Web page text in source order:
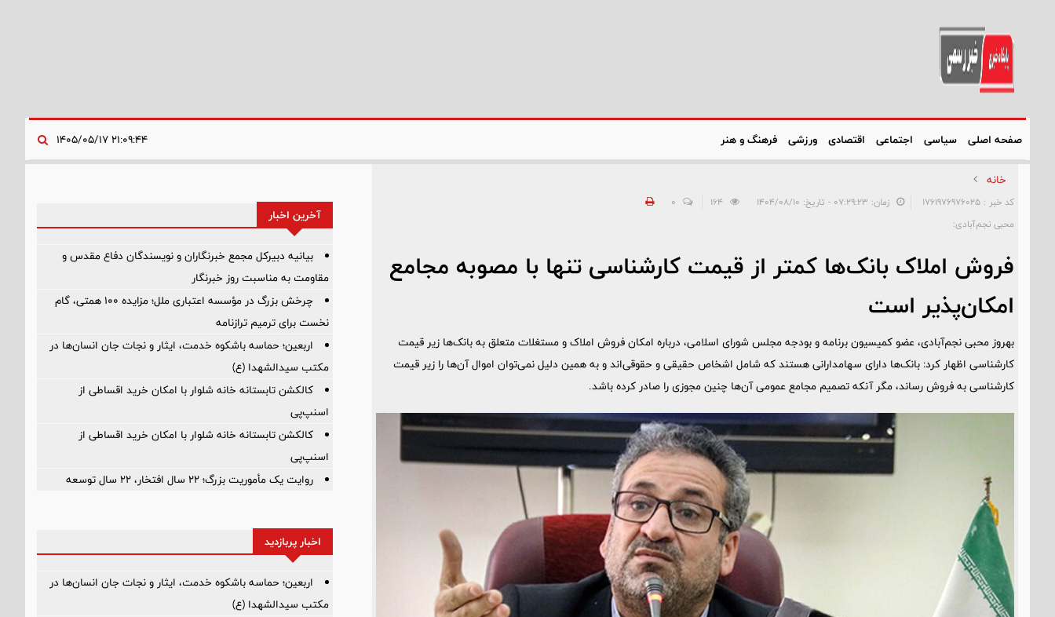
صفحه اصلی سیاسی اجتماعی اقتصادی ورزشی فرهنگ و هنر
خانه
کد خبر : 1761976976025 زمان: ۰۷:۲۹:۲۳ - تاریخ: ۱۴۰۴/۰۸/۱۰
0
محبی نجم‌آبادی:
فروش املاک بانک‌ها کمتر از قیمت کارشناسی تنها با مصوبه مجامع
امکان‌پذیر است
بهروز محبی نجم‌آبادی، عضو کمیسیون برنامه و بودجه مجلس شورای اسلامی، درباره امکان فروش املاک و مستغلات متعلق به بانک‌ها زیر قیمت
کارشناسی اظهار کرد: بانک‌ها دارای سهامدارانی هستند که شامل اشخاص حقیقی و حقوقی‌اند و به همین دلیل نمی‌توان اموال آن‌ها را زیر قیمت
کارشناسی به فروش رساند، مگر آنکه تصمیم مجامع عمومی آن‌ها چنین مجوزی را صادر کرده باشد.
آخرین اخبار
بیانیه دبیرکل مجمع خبرنگاران و نویسندگان دفاع مقدس و
مقاومت به مناسبت روز خبرنگار
چرخش بزرگ در مؤسسه اعتباری ملل؛ مزایده ۱۰۰ همتی، گام
نخست برای ترمیم ترازنامه
اربعین؛ حماسه باشکوه خدمت، ایثار و نجات جان انسان‌ها در
مکتب سیدالشهدا (ع)
کالکشن تابستانه خانه شلوار با امکان خرید اقساطی از
اسنپ‌پی
کالکشن تابستانه خانه شلوار با امکان خرید اقساطی از
اسنپ‌پی
روایت یک مأموریت بزرگ؛ ۲۲ سال افتخار، ۲۲ سال توسعه
اخبار پربازدید
اربعین؛ حماسه باشکوه خدمت، ایثار و نجات جان انسان‌ها در
مکتب سیدالشهدا (ع)